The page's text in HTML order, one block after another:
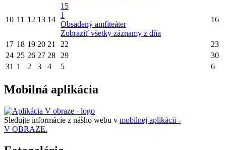
10 11 12 13 14
15
1
Obsadený amfiteáter
Zobraziť všetky záznamy z dňa
16
17 18 19 20 21 22
23
24 25 26 27 28 29
30
31 1 2 3 4 5 6
Mobilná aplikácia
Sledujte informácie z nášho webu v mobilnej aplikácii -
V OBRAZE.